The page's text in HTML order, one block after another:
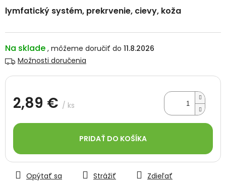
Na sklade
11.8.2026
Možnosti doručenia
2,89 € / ks
cena:
PRIDAŤ DO KOŠÍKA
lymfatický systém, prekrvenie, cievy, koža
Opýtať sa Strážiť Zdieľať
z
hviezdičiek.